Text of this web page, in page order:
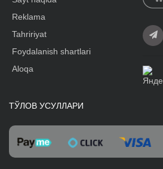
Reklama
Tahririyat
Foydalanish shartlari
Aloqa
ТЎЛОВ УСУЛЛАРИ